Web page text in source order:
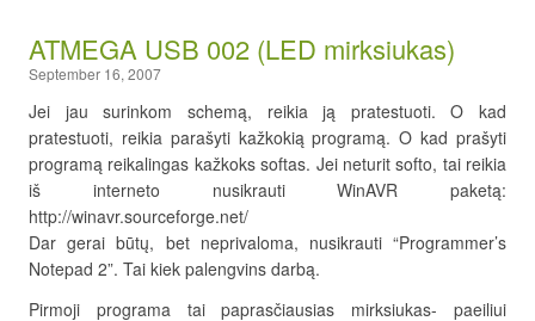
ATMEGA USB 002 (LED mirksiukas)
September 16, 2007
Jei jau surinkom schemą, reikia ją pratestuoti. O kad
pratestuoti, reikia parašyti kažkokią programą. O kad prašyti
programą reikalingas kažkoks softas. Jei neturit softo, tai reikia
iš interneto nusikrauti WinAVR paketą:
http://winavr.sourceforge.net/
Dar gerai būtų, bet neprivaloma, nusikrauti “Programmer’s
Notepad 2”. Tai kiek palengvins darbą.
Pirmoji programa tai paprasčiausias mirksiukas- paeiliui